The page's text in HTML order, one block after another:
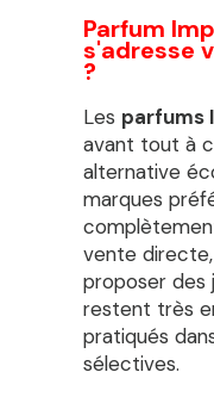
Parfum
s'adresse
?
Les parfums
avant tout à
alternative
marques
vente
proposer des
restent très
pratiqués
sélectives.